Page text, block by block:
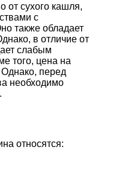
от сухого кашля,
с
также обладает
в отличие от
слабым
того, цена на
перед
необходимо
относятся: